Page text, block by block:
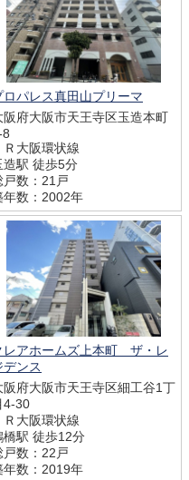
ロパレス真田山プリーマ
阪府大阪市天王寺区玉造本町
Ｒ大阪環状線
造駅 徒歩5分
戸数：21戸
年数：2002年
レアホームズ上本町 ザ・レ
デンス
阪府大阪市天王寺区細工谷1丁
4-30
Ｒ大阪環状線
橋駅 徒歩12分
戸数：22戸
年数：2019年